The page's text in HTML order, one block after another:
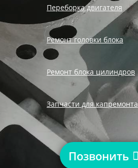
Переборка двигателя
Ремонт головки блока
Ремонт блока цилиндров
Запчасти для капремонта
Позвонить